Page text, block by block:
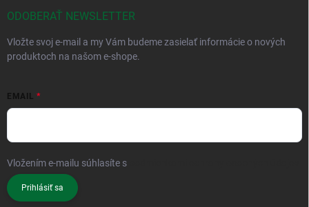
ODOBERAŤ NEWSLETTER
Vložte svoj e-mail a my Vám budeme zasielať informácie o nových
produktoch na našom e-shope.
EMAIL
Vložením e-mailu súhlasíte s
Prihlásiť sa